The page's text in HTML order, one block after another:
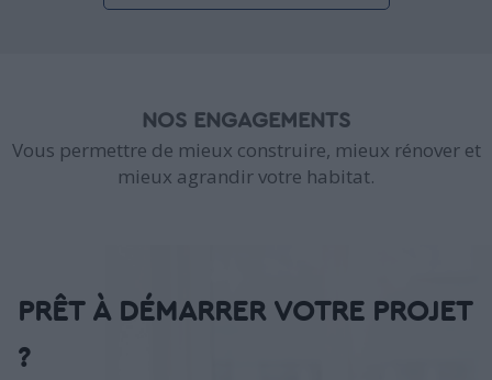
NOS ENGAGEMENTS
Vous permettre de mieux construire, mieux rénover et
mieux agrandir votre habitat.
PRÊT À DÉMARRER VOTRE PROJET
?